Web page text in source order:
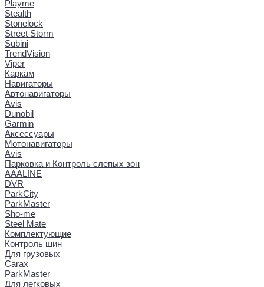
Playme
Stealth
Stonelock
Street Storm
Subini
TrendVision
Viper
Каркам
Навигаторы
Автонавигаторы
Avis
Dunobil
Garmin
Аксессуары
Мотонавигаторы
Avis
Парковка и Контроль слепых зон
AAALINE
DVR
ParkCity
ParkMaster
Sho-me
Steel Mate
Комплектующие
Контроль шин
Для грузовых
Carax
ParkMaster
Для легковых